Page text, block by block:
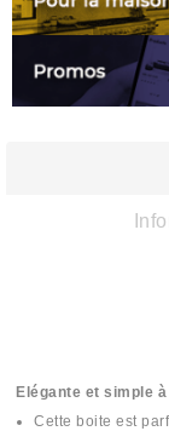
Elégante et simple
Cette boite est